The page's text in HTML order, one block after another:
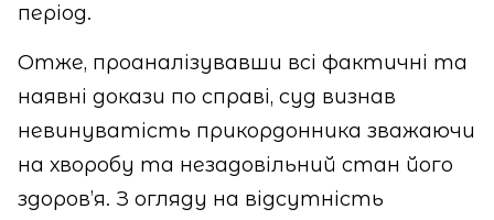
період.
Отже, проаналізувавши всі фактичні та
наявні докази по справі, суд визнав
невинуватість прикордонника зважаючи
на хворобу та незадовільний стан його
здоров’я. З огляду на відсутність